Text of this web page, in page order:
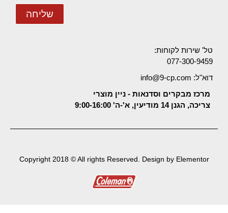
שליחה
טל' שירות לקוחות:
077-300-9459
דוא"ל: info@9-cp.com
מרכז מבקרים וסדנאות - ניין מוצרי
צריכה, הגנן 14 מודיעין, א'-ה' 9:00-16:00
Copyright 2018 © All rights Reserved. Design by Elementor